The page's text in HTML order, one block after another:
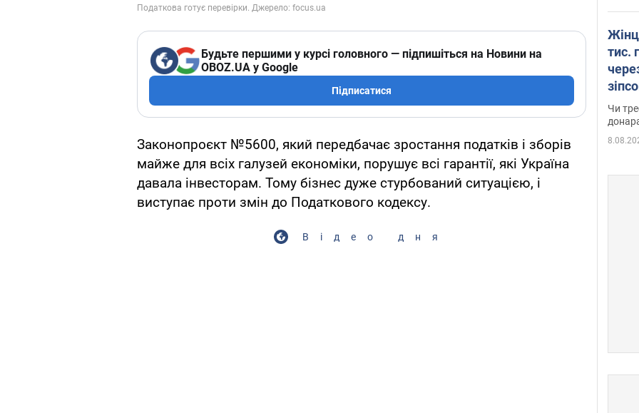
Будьте першими у курсі головного — підпишіться на Новини на
OBOZ.UA у Google
Підписатися
Законопроєкт №5600, який передбачає зростання податків і зборів
майже для всіх галузей економіки, порушує всі гарантії, які Україна
давала інвесторам. Тому бізнес дуже стурбований ситуацією, і
виступає проти змін до Податкового кодексу.
Відео дня
тис.
Чи